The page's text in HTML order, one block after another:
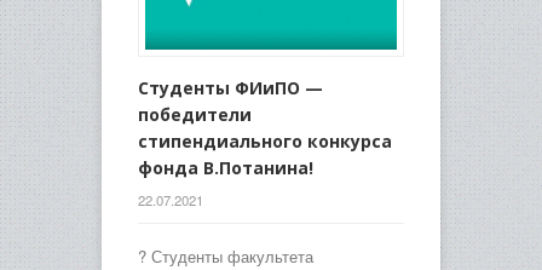
Студенты ФИиПО —
победители
стипендиального конкурса
фонда В.Потанина!
22.07.2021
? Студенты факультета